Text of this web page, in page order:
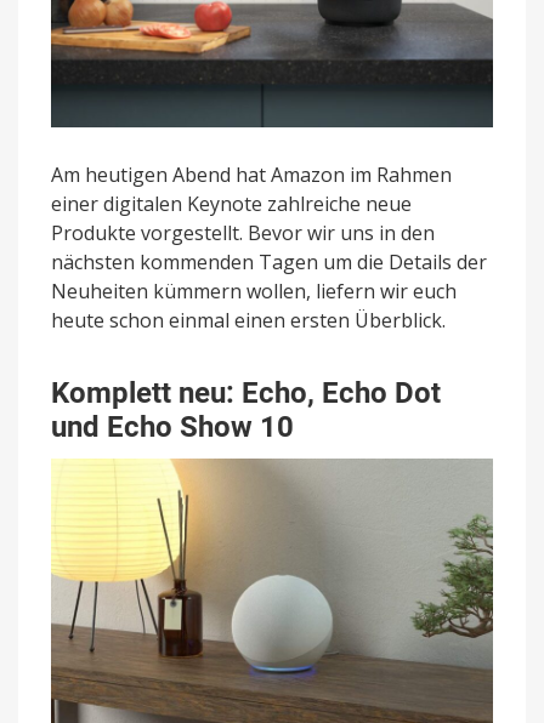
Am heutigen Abend hat Amazon im Rahmen
einer digitalen Keynote zahlreiche neue
Produkte vorgestellt. Bevor wir uns in den
nächsten kommenden Tagen um die Details der
Neuheiten kümmern wollen, liefern wir euch
heute schon einmal einen ersten Überblick.
Komplett neu: Echo, Echo Dot
und Echo Show 10